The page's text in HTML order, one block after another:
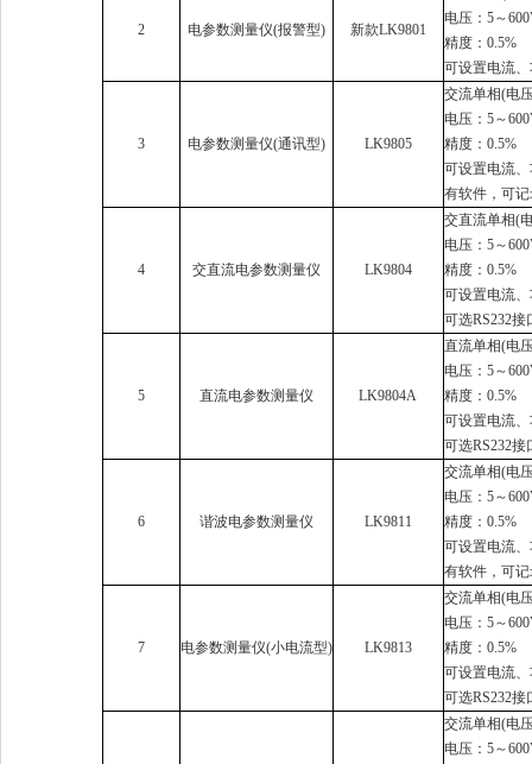
2 电参数测量仪(报警型) 新款LK9801
电压：5～
精度：0.5%
可设置电流
3 电参数测量仪(通讯型) LK9805
交流单相(电
电压：5～
精度：0.5%
可设置电流
有软件，可
4 交直流电参数测量仪 LK9804
交直流单相(
电压：5～
精度：0.5%
可设置电流
可选RS232
5 直流电参数测量仪 LK9804A
直流单相(电
电压：5～
精度：0.5%
可设置电流
可选RS232
6 谐波电参数测量仪 LK9811
交流单相(电
电压：5～
精度：0.5%
可设置电流
有软件，可
7 电参数测量仪(小电流型) LK9813
交流单相(电
电压：5～
精度：0.5%
可设置电流
可选RS232
交流单相(电
电压：5～